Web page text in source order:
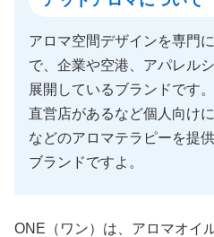
アロマ空間デザインを専門
で、企業や空港、アパレル
展開しているブランドです
直営店があるなど個人向け
などのアロマテラピーを提
ブランドですよ。
ONE（ワン）は、アロマオイ